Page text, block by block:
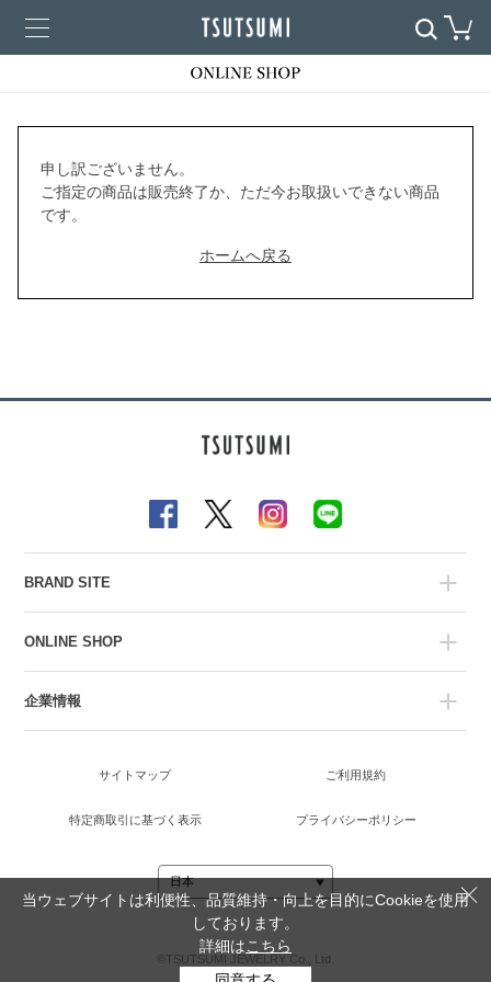
申し訳ございません。
ご指定の商品は販売終了か、ただ今お取扱いできない商品
です。
ホームへ戻る
BRAND SITE
ONLINE SHOP
企業情報
サイトマップ ご利用規約
特定商取引に基づく表示 プライバシーポリシー
©TSUTSUMI JEWELRY Co., Ltd.
当ウェブサイトは利便性、品質維持・向上を目的にCookieを使用
しております。
詳細はこちら